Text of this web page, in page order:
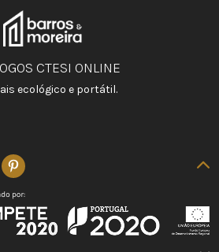
CTESI ONLINE
ecológico e portátil.